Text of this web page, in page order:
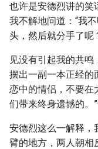
也许是安德烈讲的笑
我不解地问道：“我
头，然后就分手了呢
见没有引起我的共
摆出一副一本正经的
恋中的情侣，不要在
们带来终身遗憾的。
安德烈这么一解释，
臂的地方，两人朝相